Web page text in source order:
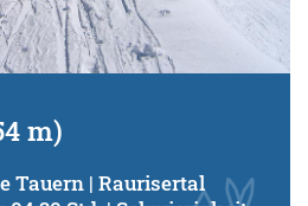
m)
Tauern | Raurisertal